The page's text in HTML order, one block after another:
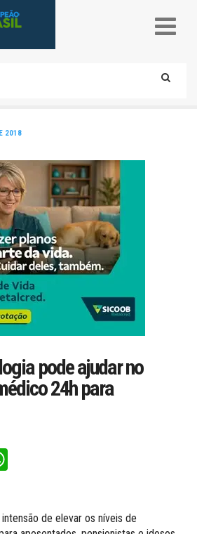
2018
pode ajudar no
24h para
de elevar os níveis de